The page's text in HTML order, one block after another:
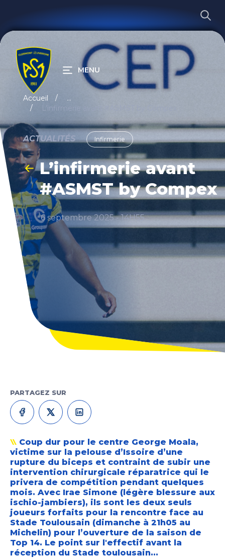
RECHERCHER
MENU
Accueil
...
L’infirmerie avant #ASMST by Compex
ACTUALITÉS Infirmerie
L’infirmerie avant
#ASMST by Compex
6 septembre 2025 - 14H55
PARTAGEZ SUR
Coup dur pour le centre George Moala,
victime sur la pelouse d’Issoire d’une
rupture du biceps et contraint de subir une
intervention chirurgicale réparatrice qui le
privera de compétition pendant quelques
mois. Avec Irae Simone (légère blessure aux
ischio-jambiers), ils sont les deux seuls
joueurs forfaits pour la rencontre face au
Stade Toulousain (dimanche à 21h05 au
Michelin) pour l’ouverture de la saison de
Top 14. Le point sur l'effectif avant la
réception du Stade toulousain...